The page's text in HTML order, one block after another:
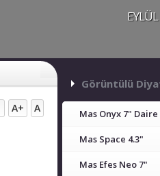
A+ A
Görüntülü
Mas Onyx 7"
Mas Space 4.3"
Mas Efes Neo 7"